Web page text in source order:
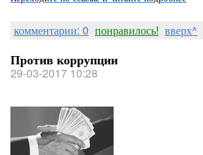
комментарии: 0 понравилось! вверх^
Против коррупции
29-03-2017 10:28